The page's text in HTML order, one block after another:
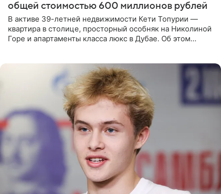
общей стоимостью 600 миллионов рублей
В активе 39-летней недвижимости Кети Топурии —
квартира в столице, просторный особняк на Николиной
Горе и апартаменты класса люкс в Дубае. Об этом